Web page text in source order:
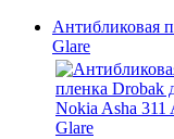
Антибликовая
Glare